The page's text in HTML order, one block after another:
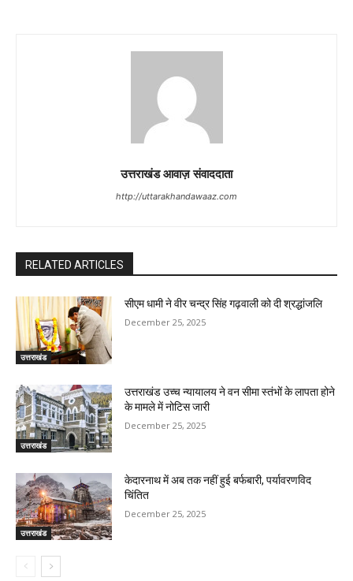
उत्तराखंड आवाज़ संवाददाता
http://uttarakhandawaaz.com
RELATED ARTICLES
उत्तराखंड
सीएम धामी ने वीर चन्द्र सिंह गढ़वाली को दी श्रद्धांजलि
December 25, 2025
उत्तराखंड
उत्तराखंड उच्च न्यायालय ने वन सीमा स्तंभों के लापता होने
के मामले में नोटिस जारी
December 25, 2025
उत्तराखंड
केदारनाथ में अब तक नहीं हुई बर्फबारी, पर्यावरणविद
चिंतित
December 25, 2025